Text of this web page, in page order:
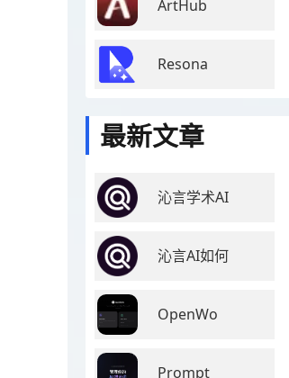
ArtHub
Resona
最新文章
沁言学术AI
沁言AI如何
OpenWo
Prompt